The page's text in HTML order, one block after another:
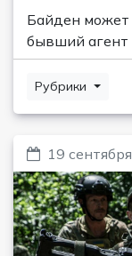
Байден может
бывший
Рубрики
19